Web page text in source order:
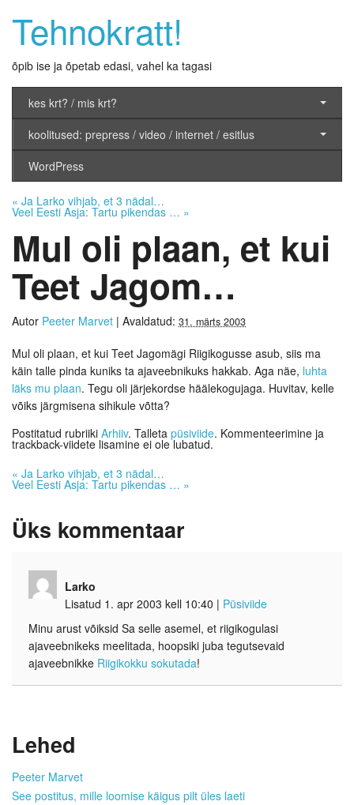
Tehnokratt!
õpib ise ja õpetab edasi, vahel ka tagasi
kes krt? / mis krt?
koolitused: prepress / video / internet / esitlus
WordPress
« Ja Larko vihjab, et 3 nädal…
Veel Eesti Asja: Tartu pikendas … »
Mul oli plaan, et kui
Teet Jagom…
Autor Peeter Marvet | Avaldatud: 31. märts 2003
Mul oli plaan, et kui Teet Jagomägi Riigikogusse asub, siis ma
käin talle pinda kuniks ta ajaveebnikuks hakkab. Aga näe, luhta
läks mu plaan. Tegu oli järjekordse häälekogujaga. Huvitav, kelle
võiks järgmisena sihikule võtta?
Postitatud rubriiki Arhiiv. Talleta püsiviide. Kommenteerimine ja
trackback-viidete lisamine ei ole lubatud.
« Ja Larko vihjab, et 3 nädal…
Veel Eesti Asja: Tartu pikendas … »
Üks kommentaar
Larko
Lisatud 1. apr 2003 kell 10:40 | Püsiviide
Minu arust võiksid Sa selle asemel, et riigikogulasi
ajaveebnikeks meelitada, hoopsiki juba tegutsevaid
ajaveebnikke Riigikokku sokutada!
Lehed
Peeter Marvet
See postitus, mille loomise käigus pilt üles laeti